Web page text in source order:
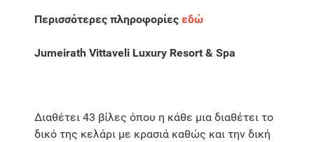
Περισσότερες πληροφορίες εδώ
Jumeirath Vittaveli Luxury Resort & Spa
Διαθέτει 43 βίλες όπου η κάθε μια διαθέτει το
δικό της κελάρι με κρασιά καθώς και την δική